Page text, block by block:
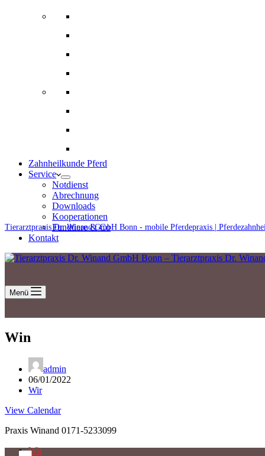
Zahnheilkunde Pferd
Service
Notdienst
Abrechnung
Downloads
Kooperationen
Fundtiere & Co
Kontakt
Tierarztpraxis Dr. Winand GmbH Bonn - mobile Pferdepraxis |
Menü
Win
admin
06/01/2022
Wir
View Calendar
Praxis Winand 0171-5233099
Wir